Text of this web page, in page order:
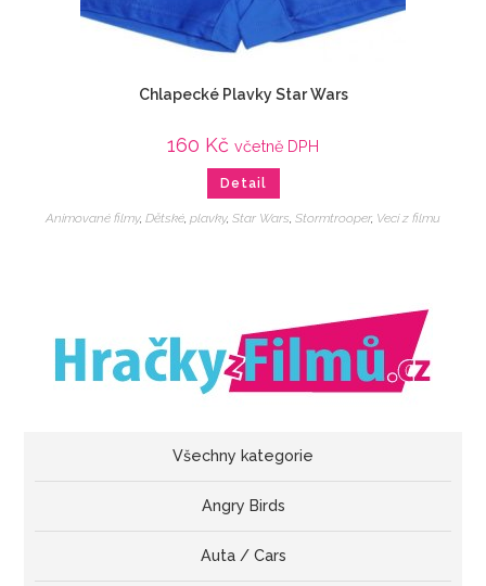
Chlapecké Plavky Star Wars
160 Kč včetně DPH
Detail
Animované filmy, Dětské plavky, Star Wars Stormtrooper, Veci z filmu
Všechny kategorie
Angry Birds
Auta / Cars